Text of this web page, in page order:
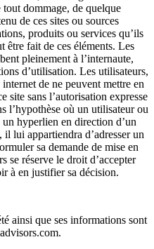
tout dommage, de quelque
de ces sites ou sources
produits ou services qu’ils
être fait de ces éléments. Les
pleinement à l’internaute,
d’utilisation. Les utilisateurs,
de ne peuvent mettre en
site sans l’autorisation expresse
l’hypothèse où un utilisateur ou
hyperlien en direction d’un
lui appartiendra d’adresser un
sa demande de mise en
se réserve le droit d’accepter
à en justifier sa décision.
ainsi que ses informations sont